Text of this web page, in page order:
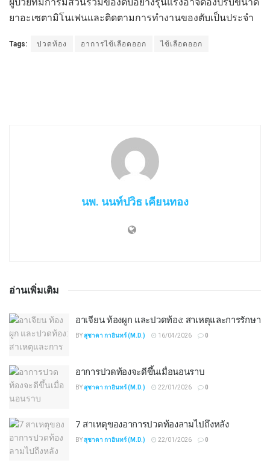
ยาอะเซตามิโนเฟนและติดตามการทำงานของตับเป็นประจำ
Tags: ปวดท้อง อาการไข้เลือดออก ไข้เลือดออก
นพ. นนท์ปวิธ เคียนทอง
อ่านเพิ่มเติม
อาเจียน ท้องผูก และปวดท้อง: สาเหตุและการรักษา
BYสุชาดา กาอินทร์ (M.D.) 16/04/2026 0
อาการปวดท้องจะดีขึ้นเมื่อนอนราบ
BYสุชาดา กาอินทร์ (M.D.) 22/01/2026 0
7 สาเหตุของอาการปวดท้องลามไปถึงหลัง
BYสุชาดา กาอินทร์ (M.D.) 22/01/2026 0